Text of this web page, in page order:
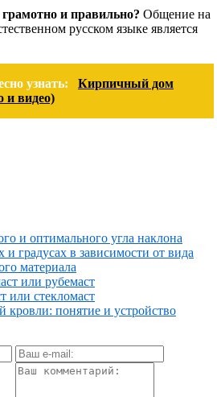
и правильно? Общение на
русском языке является
узнать:
Кирпичный дом
и видео)
и оптимального угла наклона
градусах в зависимости от вида
материала
или рубемаст
или стекломаст
кровли: понятие и устройство